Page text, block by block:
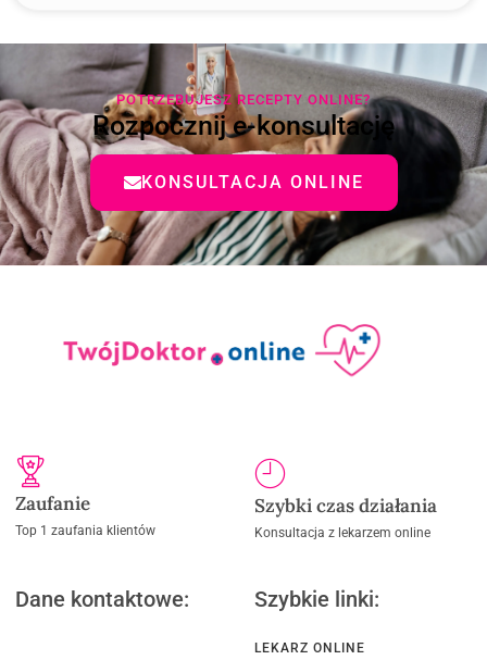
POTRZEBUJESZ RECEPTY ONLINE?
Rozpocznij e-konsultację
KONSULTACJA ONLINE
Zaufanie
Top 1 zaufania klientów
Szybki czas działania
Konsultacja z lekarzem online
Dane kontaktowe: Szybkie linki:
LEKARZ ONLINE